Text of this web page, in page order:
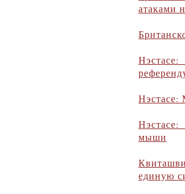
атаками
Нэстасе:
мыши
единую